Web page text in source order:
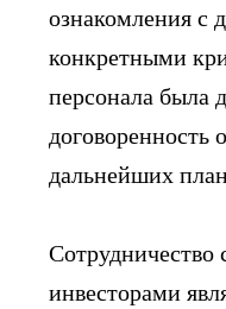
ознакомления с
конкретными
персонала была
договоренность
дальнейших
Сотрудничество
инвесторами